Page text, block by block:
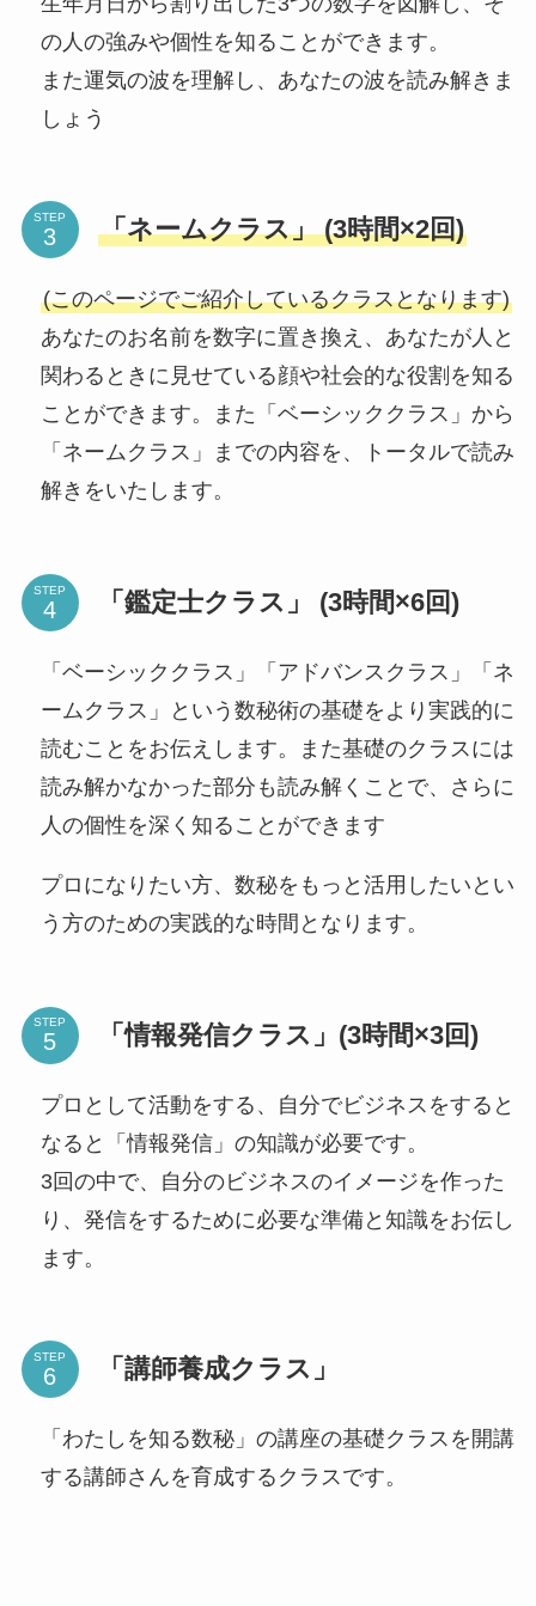
の人の強みや個性を知ることができます。
また運気の波を理解し、あなたの波を読み解きま
しょう
STEP 「ネームクラス」 (3時間×2回)
(このページでご紹介しているクラスとなります)
あなたのお名前を数字に置き換え、あなたが人と
関わるときに見せている顔や社会的な役割を知る
ことができます。また「ベーシッククラス」から
「ネームクラス」までの内容を、トータルで読み
解きをいたします。
STEP 「鑑定士クラス」 (3時間×6回)
「ベーシッククラス」「アドバンスクラス」「ネ
ームクラス」という数秘術の基礎をより実践的に
読むことをお伝えします。また基礎のクラスには
読み解かなかった部分も読み解くことで、さらに
人の個性を深く知ることができます
プロになりたい方、数秘をもっと活用したいとい
う方のための実践的な時間となります。
STEP 「情報発信クラス」(3時間×3回)
プロとして活動をする、自分でビジネスをすると
なると「情報発信」の知識が必要です。
3回の中で、自分のビジネスのイメージを作った
り、発信をするために必要な準備と知識をお伝し
ます。
STEP 「講師養成クラス」
「わたしを知る数秘」の講座の基礎クラスを開講
する講師さんを育成するクラスです。